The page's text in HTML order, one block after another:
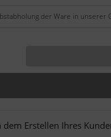
der Ware in unserer
Erstellen Ihres